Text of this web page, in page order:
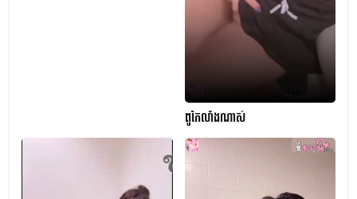
ពូកែលាំងណាស់